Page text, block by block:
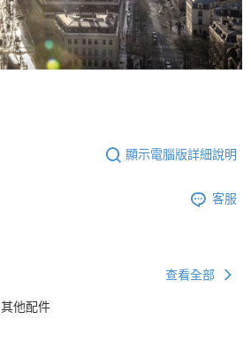
顯示電腦版詳細說明
客服
查看全部
其他配件